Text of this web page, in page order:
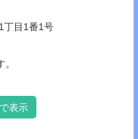
丁目1番1号
表示